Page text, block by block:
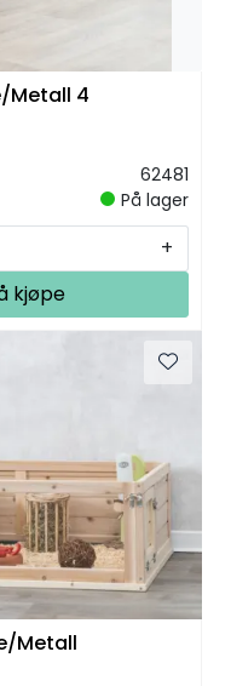
Metall 4
62481
På lager
+
kjøpe
Metall